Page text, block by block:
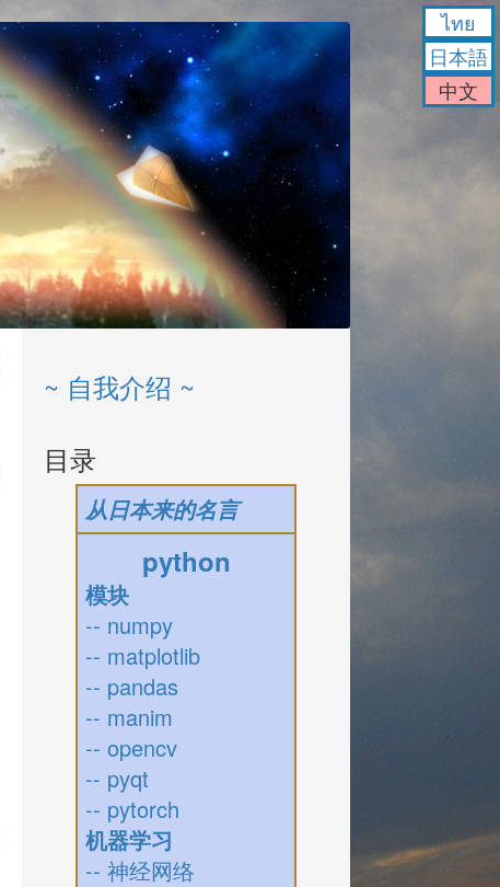
~ 自我介绍 ~
目录
从日本来的名言
python
模块
-- numpy
-- matplotlib
-- pandas
-- manim
-- opencv
-- pyqt
-- pytorch
机器学习
-- 神经网络
ไทย
日本語
中文